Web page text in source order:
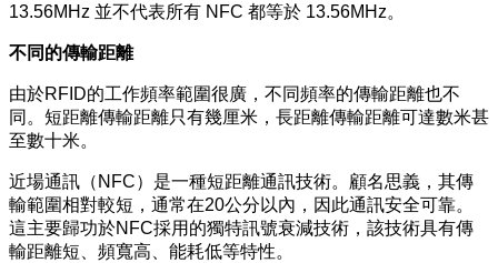
13.56MHz 並不代表所有 NFC 都等於 13.56MHz。
不同的傳輸距離
由於RFID的工作頻率範圍很廣，不同頻率的傳輸距離也不
同。短距離傳輸距離只有幾厘米，長距離傳輸距離可達數米甚
至數十米。
近場通訊（NFC）是一種短距離通訊技術。顧名思義，其傳
輸範圍相對較短，通常在20公分以內，因此通訊安全可靠。
這主要歸功於NFC採用的獨特訊號衰減技術，該技術具有傳
輸距離短、頻寬高、能耗低等特性。